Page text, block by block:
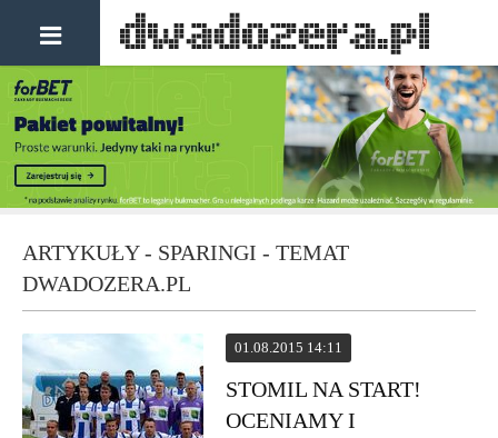
ARTYKUŁY - SPARINGI - TEMAT
DWADOZERA.PL
01.08.2015 14:11
STOMIL NA START!
OCENIAMY I